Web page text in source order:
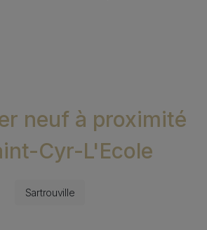
neuf à proximité
Cyr-L'Ecole
Sartrouville